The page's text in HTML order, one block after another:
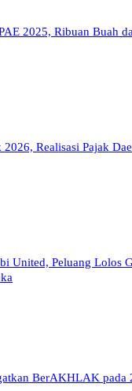
2025, Ribuan Buah
Realisasi Pajak
United, Peluang Lolos
BerAKHLAK pada